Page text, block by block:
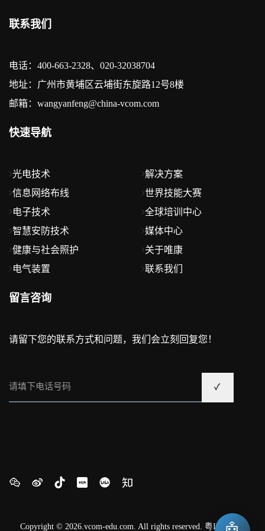
联系我们
电话：400-663-2328、020-32038704
地址：广州市黄埔区云埔街东旋路12号8楼
邮箱：wangyanfeng@china-vcom.com
快速导航
光电技术
信息网络布线
电子技术
智慧安防技术
健康与社会照护
电气装置
解决方案
世界技能大赛
全球培训中心
媒体中心
关于唯康
联系我们
留言咨询
请留下您的联系方式和问题，我们会立刻回复您！
Copyright © 2026.vcom-edu.com. All rights reserved. 粤ICP备